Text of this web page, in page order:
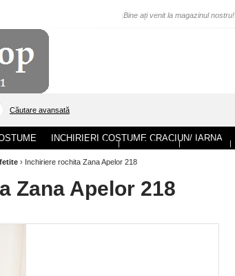
Bine ați venit la magazinul nostru!
Căutare avansată
ACASA | DESPRE NOI | CONTACT |
INCHIRIERI COSTUME CRACIUN/ IARNA
› Inchiriere rochita Zana Apelor 218
Zana Apelor 218